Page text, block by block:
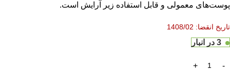
پوست‌های معمولی و قابل استفاده زیر آرایش است.
تاریخ انقضا: 1408/02
3 در انبار